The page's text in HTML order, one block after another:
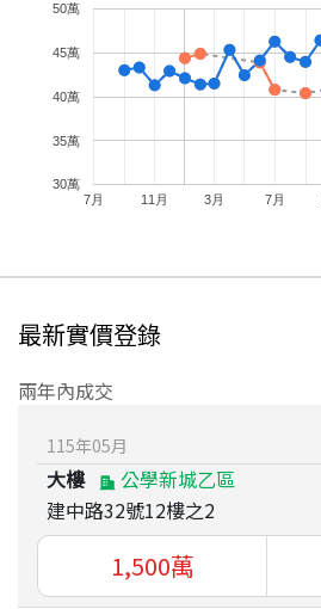
7月 11月 3月 7月
30萬
35萬
40萬
45萬
50萬
最新實價登錄
兩年內成交
115年05月
大樓
公學新城乙區
建中路32號12樓之2
1,500萬